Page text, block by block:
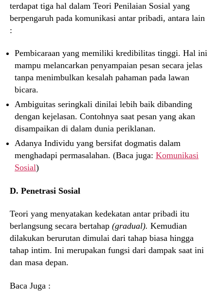
terdapat tiga hal dalam Teori Penilaian Sosial yang
berpengaruh pada komunikasi antar pribadi, antara lain
:
Pembicaraan yang memiliki kredibilitas tinggi. Hal ini
mampu melancarkan penyampaian pesan secara jelas
tanpa menimbulkan kesalah pahaman pada lawan
bicara.
Ambiguitas seringkali dinilai lebih baik dibanding
dengan kejelasan. Contohnya saat pesan yang akan
disampaikan di dalam dunia periklanan.
Adanya Individu yang bersifat dogmatis dalam
menghadapi permasalahan. (Baca juga: Komunikasi
Sosial)
D. Penetrasi Sosial
Teori yang menyatakan kedekatan antar pribadi itu
berlangsung secara bertahap (gradual). Kemudian
dilakukan berurutan dimulai dari tahap biasa hingga
tahap intim. Ini merupakan fungsi dari dampak saat ini
dan masa depan.
Baca Juga :